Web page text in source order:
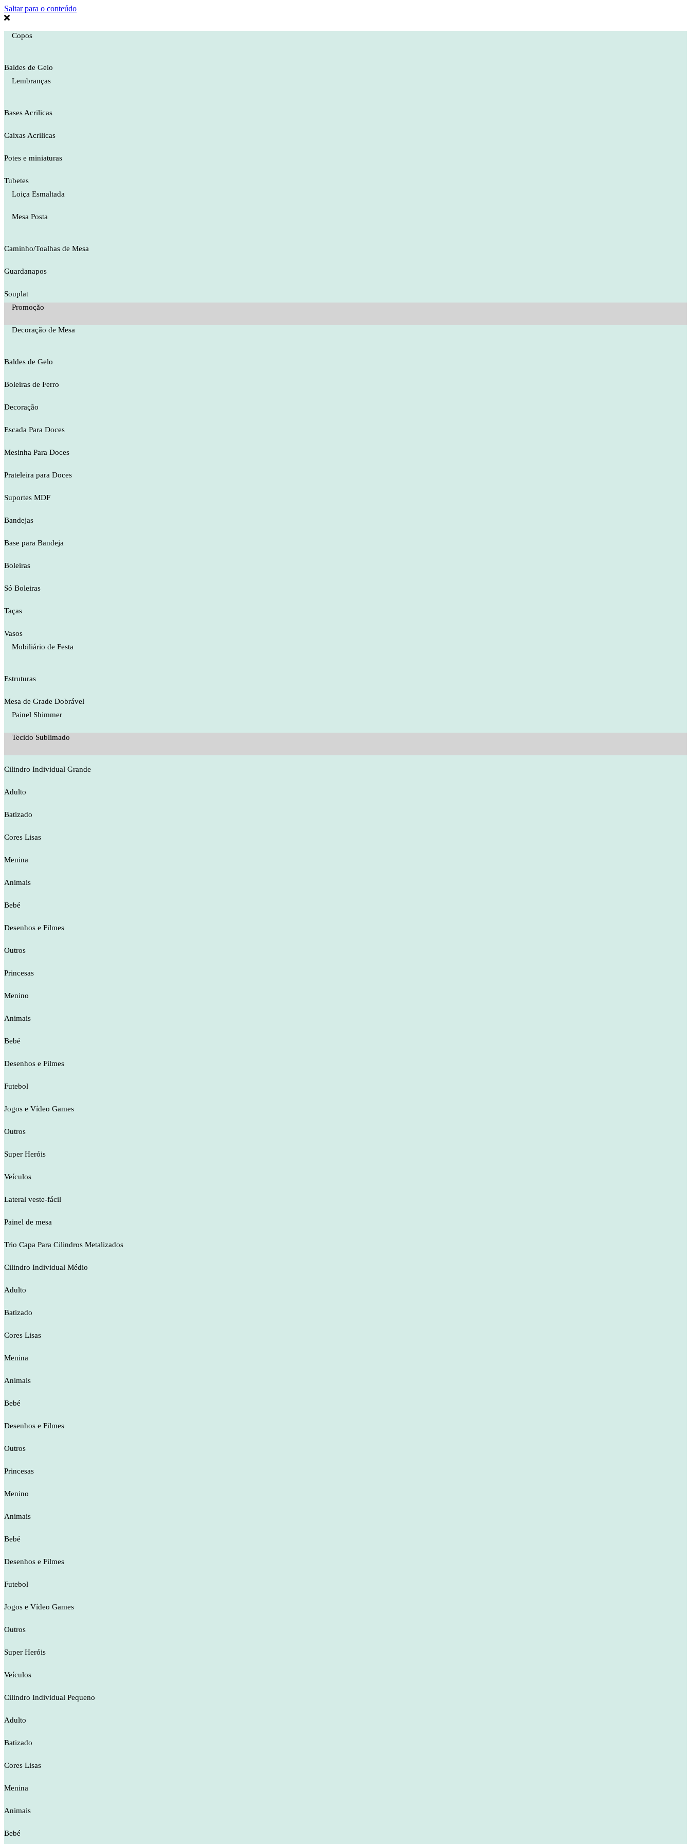
Saltar para o conteúdo
Copos
Baldes de Gelo
Lembranças
Bases Acrilicas
Caixas Acrilicas
Potes e miniaturas
Tubetes
Loiça Esmaltada
Mesa Posta
Caminho/Toalhas de Mesa
Guardanapos
Souplat
Promoção
Decoração de Mesa
Baldes de Gelo
Boleiras de Ferro
Decoração
Escada Para Doces
Mesinha Para Doces
Prateleira para Doces
Suportes MDF
Bandejas
Base para Bandeja
Boleiras
Só Boleiras
Taças
Vasos
Mobiliário de Festa
Estruturas
Mesa de Grade Dobrável
Painel Shimmer
Tecido Sublimado
Cilindro Individual Grande
Adulto
Batizado
Cores Lisas
Menina
Animais
Bebé
Desenhos e Filmes
Outros
Princesas
Menino
Animais
Bebé
Desenhos e Filmes
Futebol
Jogos e Vídeo Games
Outros
Super Heróis
Veículos
Lateral veste-fácil
Painel de mesa
Trio Capa Para Cilindros Metalizados
Cilindro Individual Médio
Adulto
Batizado
Cores Lisas
Menina
Animais
Bebé
Desenhos e Filmes
Outros
Princesas
Menino
Animais
Bebé
Desenhos e Filmes
Futebol
Jogos e Vídeo Games
Outros
Super Heróis
Veículos
Cilindro Individual Pequeno
Adulto
Batizado
Cores Lisas
Menina
Animais
Bebé